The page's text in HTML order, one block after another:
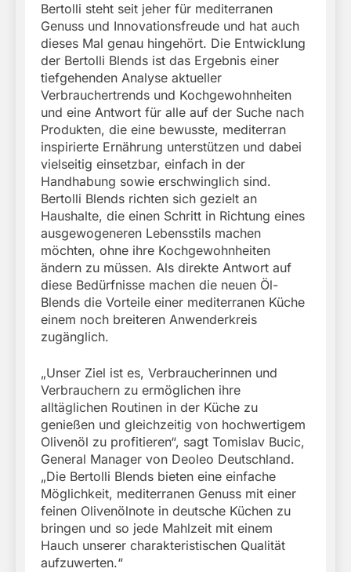
Bertolli steht seit jeher für mediterranen
Genuss und Innovationsfreude und hat auch
dieses Mal genau hingehört. Die Entwicklung
der Bertolli Blends ist das Ergebnis einer
tiefgehenden Analyse aktueller
Verbrauchertrends und Kochgewohnheiten
und eine Antwort für alle auf der Suche nach
Produkten, die eine bewusste, mediterran
inspirierte Ernährung unterstützen und dabei
vielseitig einsetzbar, einfach in der
Handhabung sowie erschwinglich sind.
Bertolli Blends richten sich gezielt an
Haushalte, die einen Schritt in Richtung eines
ausgewogeneren Lebensstils machen
möchten, ohne ihre Kochgewohnheiten
ändern zu müssen. Als direkte Antwort auf
diese Bedürfnisse machen die neuen Öl-
Blends die Vorteile einer mediterranen Küche
einem noch breiteren Anwenderkreis
zugänglich.
„Unser Ziel ist es, Verbraucherinnen und
Verbrauchern zu ermöglichen ihre
alltäglichen Routinen in der Küche zu
genießen und gleichzeitig von hochwertigem
Olivenöl zu profitieren“, sagt Tomislav Bucic,
General Manager von Deoleo Deutschland.
„Die Bertolli Blends bieten eine einfache
Möglichkeit, mediterranen Genuss mit einer
feinen Olivenölnote in deutsche Küchen zu
bringen und so jede Mahlzeit mit einem
Hauch unserer charakteristischen Qualität
aufzuwerten.“